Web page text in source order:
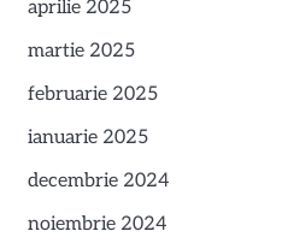
aprilie 2025
martie 2025
februarie 2025
ianuarie 2025
decembrie 2024
noiembrie 2024